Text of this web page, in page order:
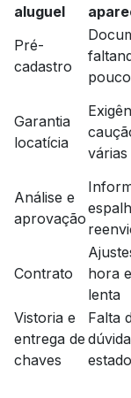
aluguel
Pré-
cadastro
Garantia
locatícia
várias
Análise e
aprovação
Contrato
hora
lenta
Vistoria e
entrega de
chaves
Falta